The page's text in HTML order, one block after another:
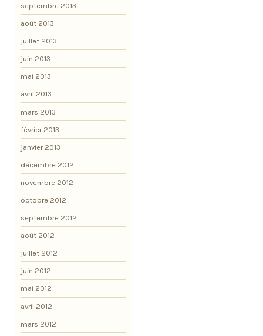
septembre 2013
août 2013
juillet 2013
juin 2013
mai 2013
avril 2013
mars 2013
février 2013
janvier 2013
décembre 2012
novembre 2012
octobre 2012
septembre 2012
août 2012
juillet 2012
juin 2012
mai 2012
avril 2012
mars 2012